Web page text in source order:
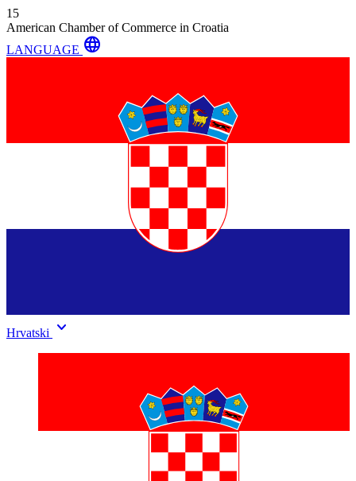
15
American Chamber of Commerce in Croatia
LANGUAGE language
Hrvatski keyboard_arrow_down